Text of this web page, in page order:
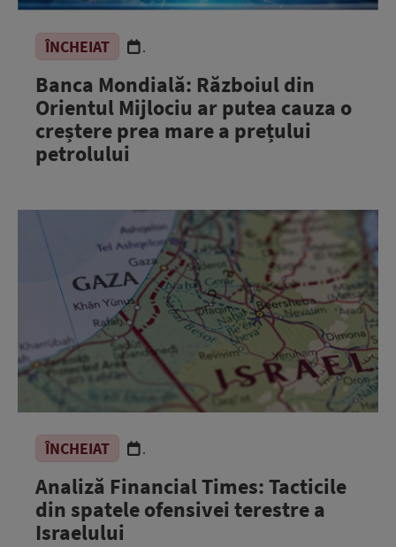
ÎNCHEIAT .
Banca Mondială: Războiul din
Orientul Mijlociu ar putea cauza o
creștere prea mare a prețului
petrolului
ÎNCHEIAT .
Analiză Financial Times: Tacticile
din spatele ofensivei terestre a
Israelului